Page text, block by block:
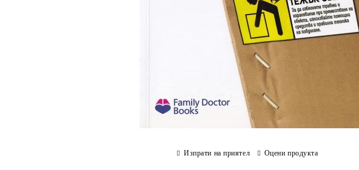
Изпрати на приятел Оцени продукта